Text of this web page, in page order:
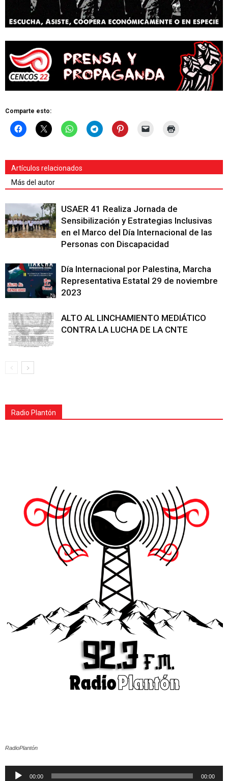
Comparte esto:
Artículos relacionados
Más del autor
USAER 41 Realiza Jornada de
Sensibilización y Estrategias Inclusivas
en el Marco del Día Internacional de las
Personas con Discapacidad
Día Internacional por Palestina, Marcha
Representativa Estatal 29 de noviembre
2023
ALTO AL LINCHAMIENTO MEDIÁTICO
CONTRA LA LUCHA DE LA CNTE
Radio Plantón
RadioPlantón
Reproductor
00:00 00:00